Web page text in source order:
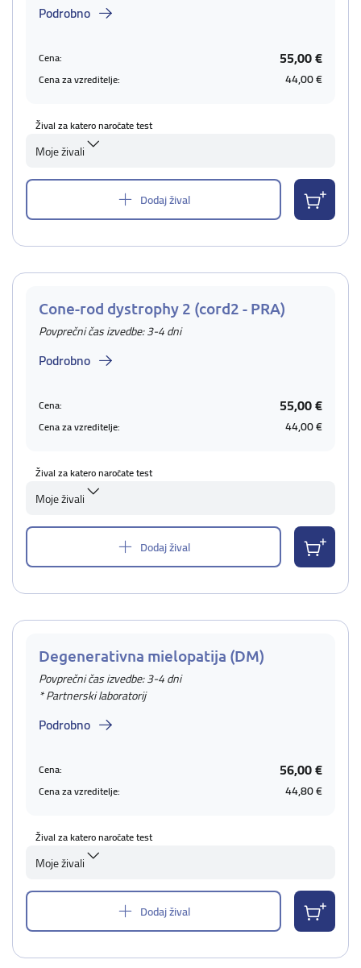
Podrobno
Cena: 55,00 €
Cena za vzreditelje: 44,00 €
Žival za katero naročate test
Moje živali
Dodaj žival
Cone-rod dystrophy 2 (cord2 - PRA)
Povprečni čas izvedbe: 3-4 dni
Podrobno
Cena: 55,00 €
Cena za vzreditelje: 44,00 €
Žival za katero naročate test
Moje živali
Dodaj žival
Degenerativna mielopatija (DM)
Povprečni čas izvedbe: 3-4 dni
* Partnerski laboratorij
Podrobno
Cena: 56,00 €
Cena za vzreditelje: 44,80 €
Žival za katero naročate test
Moje živali
Dodaj žival